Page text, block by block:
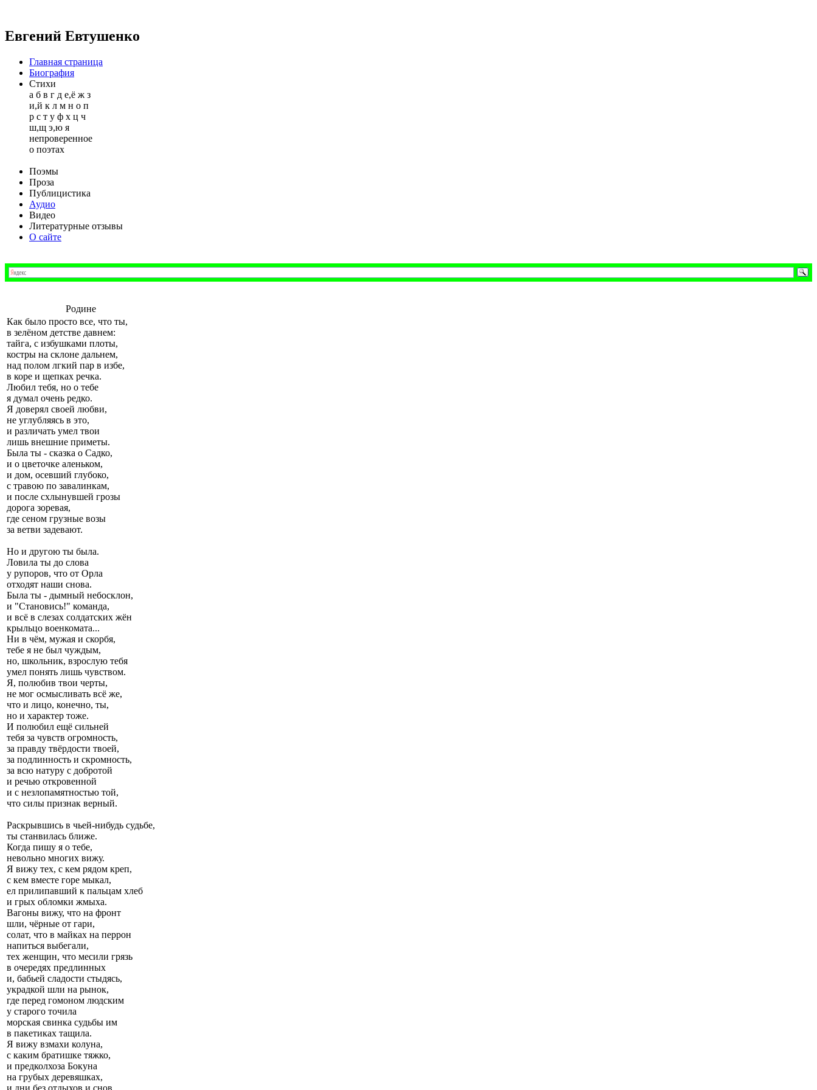
Евгений Евтушенко
Главная страница
Биография
Стихи
а б в г д е,ё ж з
и,й к л м н о п
р с т у ф х ц ч
ш,щ э,ю я
непроверенное
о поэтах
Поэмы
Проза
Публицистика
Аудио
Видео
Литературные отзывы
О сайте
Родине
Как было просто все, что ты,
в зелёном детстве давнем:
тайга, с избушками плоты,
костры на склоне дальнем,
над полом лгкий пар в избе,
в коре и щепках речка.
Любил тебя, но о тебе
я думал очень редко.
Я доверял своей любви,
не углубляясь в это,
и различать умел твои
лишь внешние приметы.
Была ты - сказка о Садко,
и о цветочке аленьком,
и дом, осевший глубоко,
с травою по завалинкам,
и после схлынувшей грозы
дорога зоревая,
где сеном грузные возы
за ветви задевают.
Но и другою ты была.
Ловила ты до слова
у рупоров, что от Орла
отходят наши снова.
Была ты - дымный небосклон,
и "Становись!" команда,
и всё в слезах солдатских жён
крыльцо военкомата...
Ни в чём, мужая и скорбя,
тебе я не был чуждым,
но, школьник, взрослую тебя
умел понять лишь чувством.
Я, полюбив твои черты,
не мог осмысливать всё же,
что и лицо, конечно, ты,
но и характер тоже.
И полюбил ещё сильней
тебя за чувств огромность,
за правду твёрдости твоей,
за подлинность и скромность,
за всю натуру с добротой
и речью откровенной
и с незлопамятностью той,
что силы признак верный.
Раскрывшись в чьей-нибудь судьбе,
ты станвилась ближе.
Когда пишу я о тебе,
невольно многих вижу.
Я вижу тех, с кем рядом креп,
с кем вместе горе мыкал,
ел прилипавший к пальцам хлеб
и грых обломки жмыха.
Вагоны вижу, что на фронт
шли, чёрные от гари,
солат, что в майках на перрон
напиться выбегали,
тех женщин, что месили грязь
в очередях предлинных
и, бабьей сладости стыдясь,
украдкой шли на рынок,
где перед гомоном людским
у старого точила
морская свинка судьбы им
в пакетиках тащила.
Я вижу взмахи колуна,
с каким братишке тяжко,
и предколхоза Бокуна
на грубых деревяшках,
и дни без отдыхов и снов